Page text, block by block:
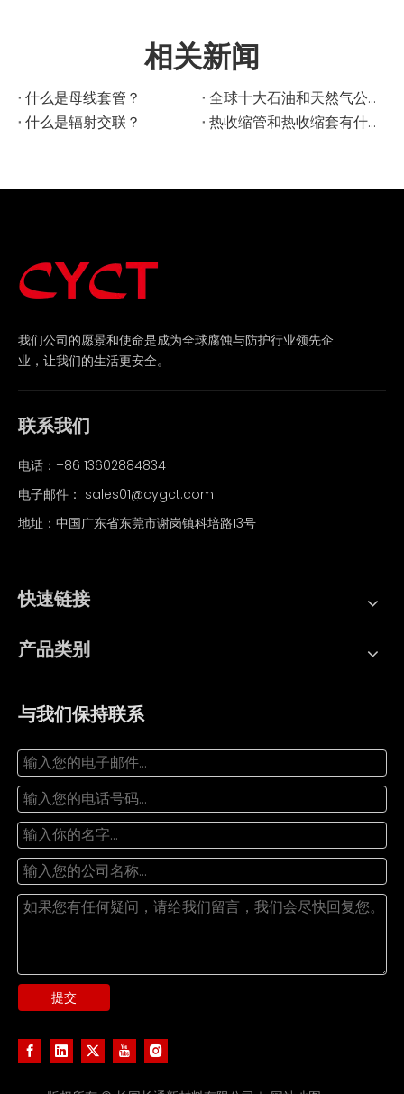
相关新闻
什么是母线套管？
全球十大石油和天然气公司
什么是辐射交联？
热收缩管和热收缩套有什么区别？
我们公司的愿景和使命是成为全球腐蚀与防护行业领先企
业，让我们的生活更安全。
联系我们
电话：+86 13602884834
电子邮件： sales01@cygct.com
地址：中国广东省东莞市谢岗镇科培路13号
快速链接
产品类别
与我们保持联系
提交